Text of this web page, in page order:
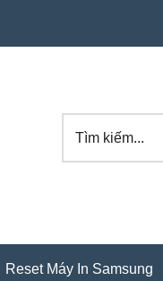
kiếm...
Reset Máy In Samsung